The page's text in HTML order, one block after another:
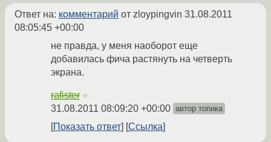
Ответ на: комментарий от zloypingvin 31.08.2011
08:05:45 +00:00
не правда, у меня наоборот еще
добавилась фича растянуть на четверть
экрана.
rafister ☆
31.08.2011 08:09:20 +00:00 автор топика
Показать ответ Ссылка